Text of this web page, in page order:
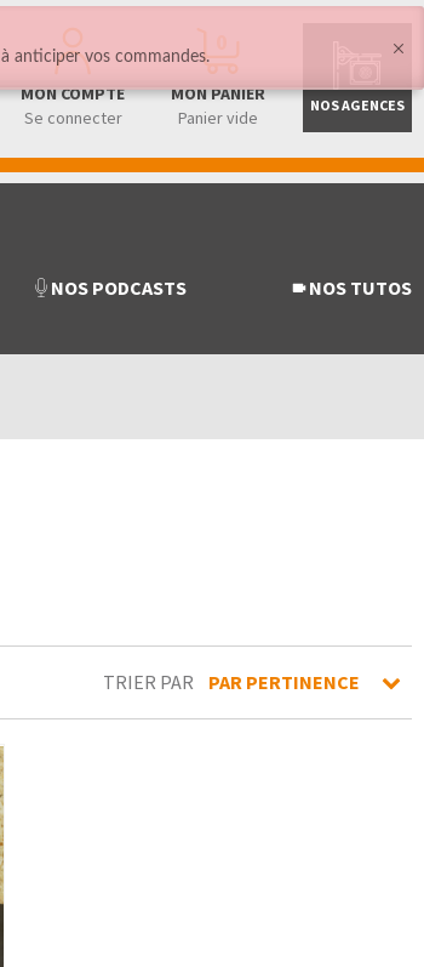
MON COMPTE
Se connecter
MON PANIER
Panier vide
NOS AGENCES
NOS PODCASTS NOS TUTOS
TRIER PAR PAR PERTINENCE
anticiper vos commandes.